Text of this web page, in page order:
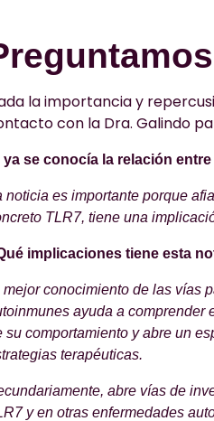
la importancia y
con la Dra. Galindo
ya se conocía la relación
noticia es importante porque
TLR7, tiene una
implicaciones tiene esta
mejor conocimiento de las vías
ayuda a comprender
su comportamiento y abre un
terapéuticas.
abre vías de
y en otras enfermedades